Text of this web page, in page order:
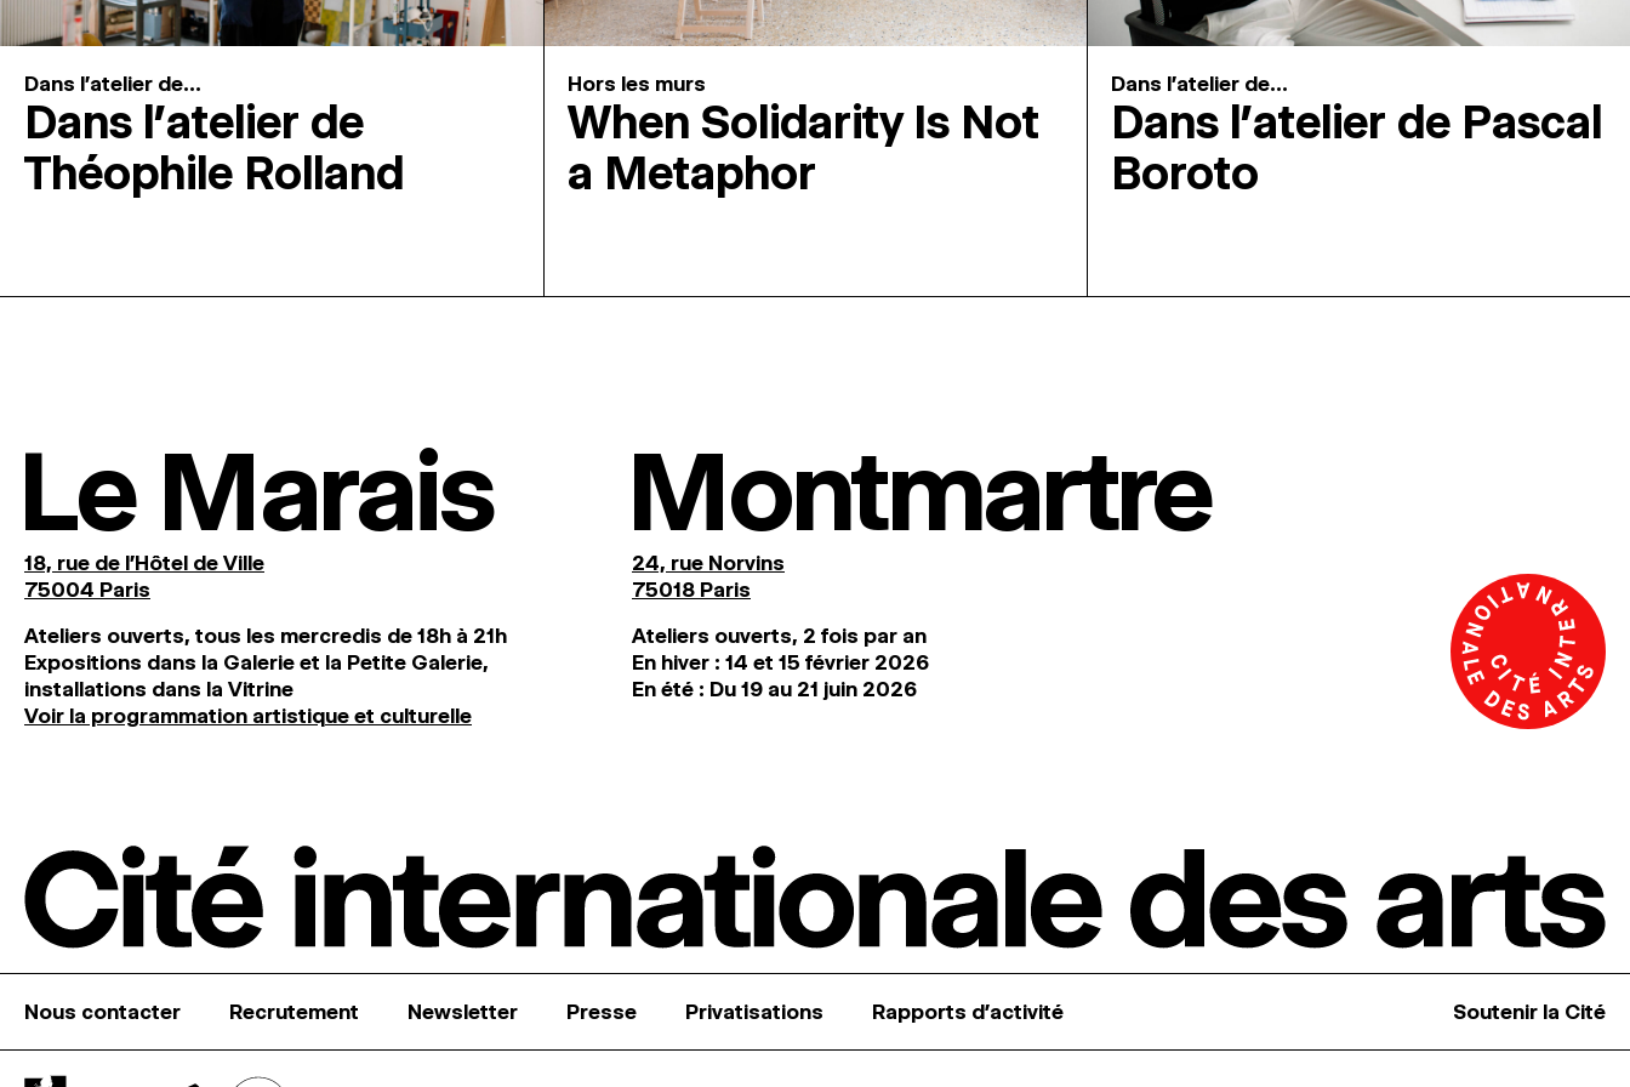
Dans l'atelier de...
Dans l’atelier de
Théophile Rolland
Hors les murs
When Solidarity Is Not
a Metaphor
Dans l'atelier de...
Dans l’atelier de Pascal
Boroto
Le Marais
18, rue de l'Hôtel de Ville
75004 Paris
Ateliers ouverts, tous les mercredis de 18h à 21h
Expositions dans la Galerie et la Petite Galerie,
installations dans la Vitrine
Voir la programmation artistique et culturelle
Montmartre
24, rue Norvins
75018 Paris
Ateliers ouverts, 2 fois par an
En hiver : 14 et 15 février 2026
En été : Du 19 au 21 juin 2026
Nous contacter Recrutement Newsletter Presse Privatisations Rapports d’activité Soutenir la Cité